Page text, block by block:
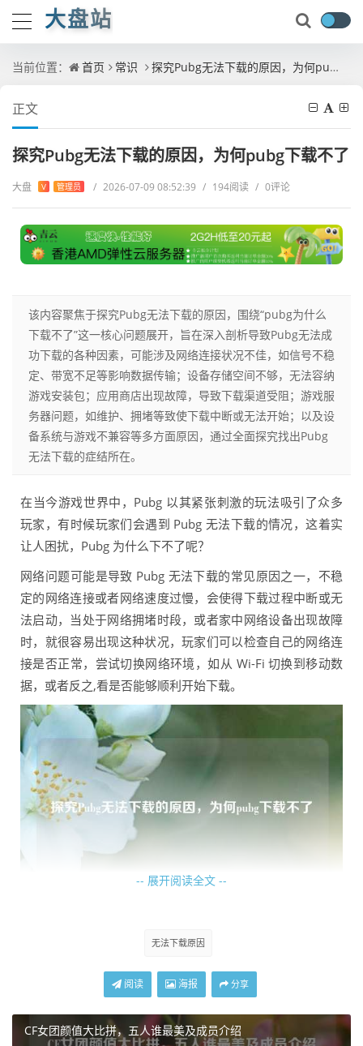
大盘站
当前位置： 首页 常识 探究Pubg无法下载的原因，为何pubg下载不了
正文
探究Pubg无法下载的原因，为何pubg下载不了
大盘 V 管理员 / 2026-07-09 08:52:39 / 194阅读 / 0评论
该内容聚焦于探究Pubg无法下载的原因，围绕“pubg为什么
下载不了”这一核心问题展开，旨在深入剖析导致Pubg无法成
功下载的各种因素，可能涉及网络连接状况不佳，如信号不稳
定、带宽不足等影响数据传输；设备存储空间不够，无法容纳
游戏安装包；应用商店出现故障，导致下载渠道受阻；游戏服
务器问题，如维护、拥堵等致使下载中断或无法开始；以及设
备系统与游戏不兼容等多方面原因，通过全面探究找出Pubg
无法下载的症结所在。
在当今游戏世界中，Pubg 以其紧张刺激的玩法吸引了众多
玩家，有时候玩家们会遇到 Pubg 无法下载的情况，这着实
让人困扰，Pubg 为什么下不了呢？
网络问题可能是导致 Pubg 无法下载的常见原因之一，不稳
定的网络连接或者网络速度过慢，会使得下载过程中断或无
法启动，当处于网络拥堵时段，或者家中网络设备出现故障
时，就很容易出现这种状况，玩家们可以检查自己的网络连
接是否正常，尝试切换网络环境，如从 Wi-Fi 切换到移动数
据，或者反之,看是否能够顺利开始下载。
设备存储空间不足也可能致使 Pubg 无法下载，Pubg 作为一
的剩余存储空间不够 Pubg 安装所需，下载就会被阻止，玩
的空间来下载 Pubg。
-- 展开阅读全文 --
无法下载原因
阅读 海报 分享
CF女团颜值大比拼，五人谁最美及成员介绍